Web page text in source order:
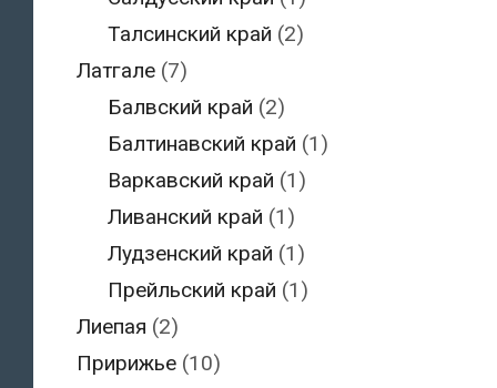
Талсинский край (2)
Латгале(7)
Балвский край (2)
Балтинавский край (1)
Варкавский край (1)
Ливанский край (1)
Лудзенский край (1)
Прейльский край (1)
Лиепая (2)
Пририжье(10)